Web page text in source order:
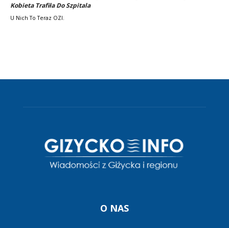
Kobieta Trafiła Do Szpitala
U Nich To Teraz OZI.
O NAS